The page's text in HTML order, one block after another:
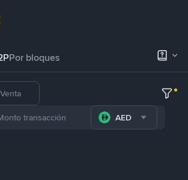
Por bloques
Venta
AED